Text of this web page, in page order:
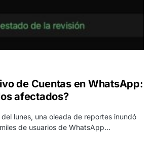
de Cuentas en WhatsApp:
afectados?
lunes, una oleada de reportes inundó
de usuarios de WhatsApp…